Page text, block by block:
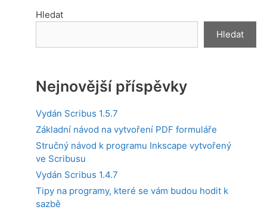
Hledat
Hledat
Nejnovější příspěvky
Vydán Scribus 1.5.7
Základní návod na vytvoření PDF formuláře
Stručný návod k programu Inkscape vytvořený
ve Scribusu
Vydán Scribus 1.4.7
Tipy na programy, které se vám budou hodit k
sazbě